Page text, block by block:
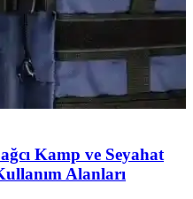
Kamp ve Seyahat
Alanları